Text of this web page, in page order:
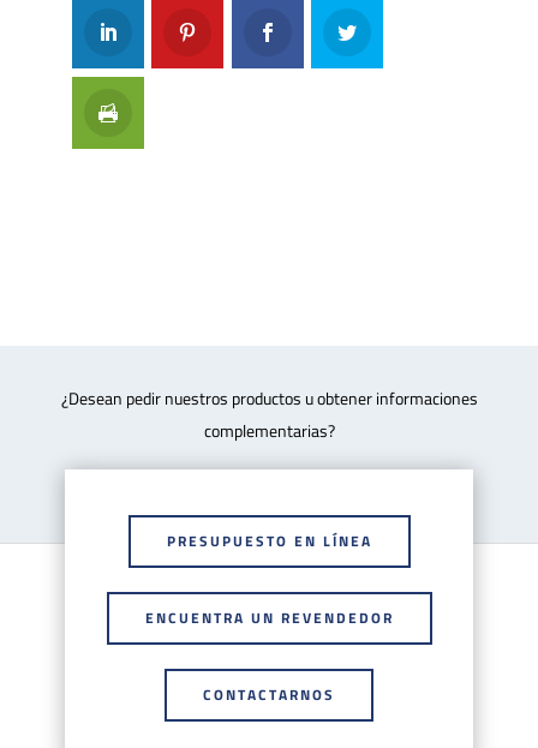
¿Desean pedir nuestros productos u obtener informaciones
complementarias?
PRESUPUESTO EN LÍNEA
ENCUENTRA UN REVENDEDOR
CONTACTARNOS